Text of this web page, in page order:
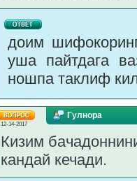
доим
уша пайтдага
ношпа таклиф
12-14-2017
Гулнора
Кизим
кандай кечади.